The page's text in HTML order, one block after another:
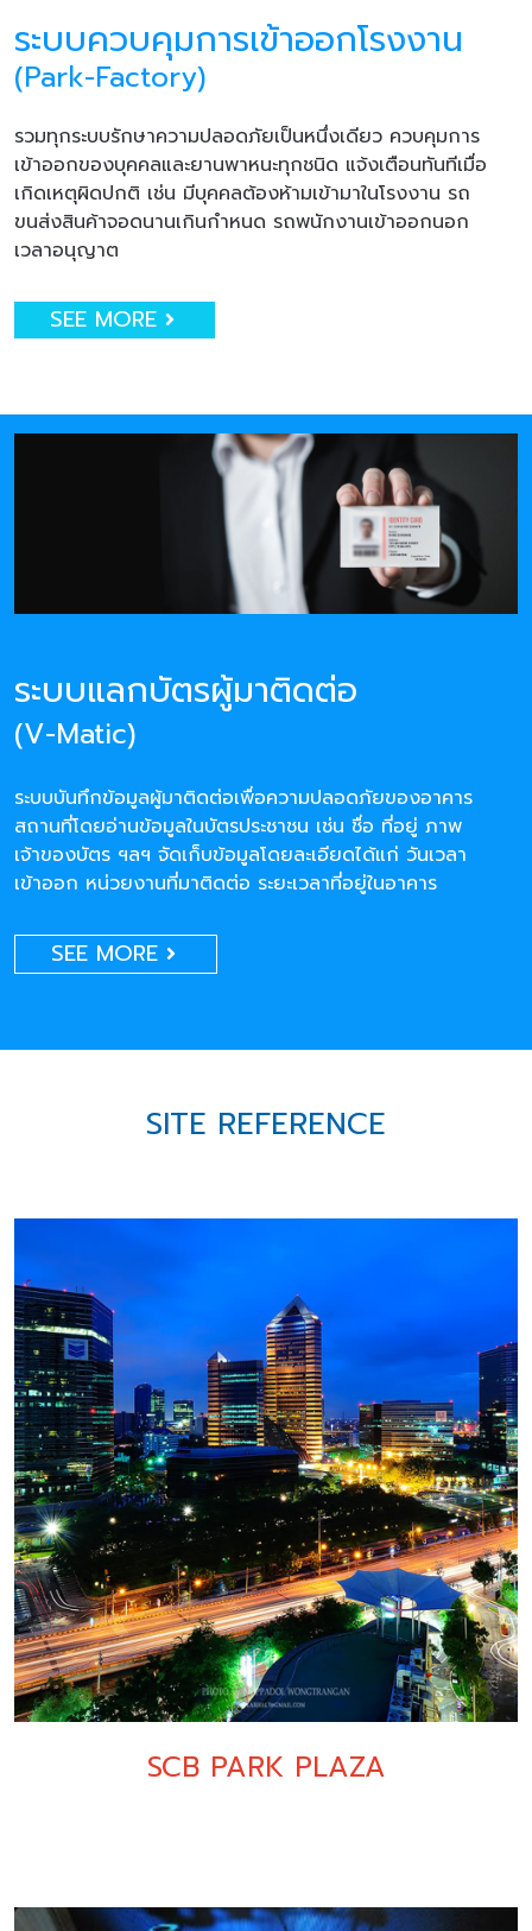
ระบบควบคุมการเข้าออกโรงงาน
(Park-Factory)
รวมทุกระบบรักษาความปลอดภัยเป็นหนึ่งเดียว ควบคุมการ
เข้าออกของบุคคลและยานพาหนะทุกชนิด แจ้งเตือนทันทีเมื่อ
เกิดเหตุผิดปกติ เช่น มีบุคคลต้องห้ามเข้ามาในโรงงาน รถ
ขนส่งสินค้าจอดนานเกินกำหนด รถพนักงานเข้าออกนอก
เวลาอนุญาต
SEE MORE
ระบบแลกบัตรผู้มาติดต่อ
(V-Matic)
ระบบบันทึกข้อมูลผู้มาติดต่อเพื่อความปลอดภัยของอาคาร
สถานที่โดยอ่านข้อมูลในบัตรประชาชน เช่น ชื่อ ที่อยู่ ภาพ
เจ้าของบัตร ฯลฯ จัดเก็บข้อมูลโดยละเอียดได้แก่ วันเวลา
เข้าออก หน่วยงานที่มาติดต่อ ระยะเวลาที่อยู่ในอาคาร
SEE MORE
SITE REFERENCE
SCB PARK PLAZA